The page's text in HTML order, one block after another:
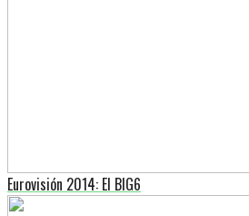
Eurovisión 2014: El BIG6